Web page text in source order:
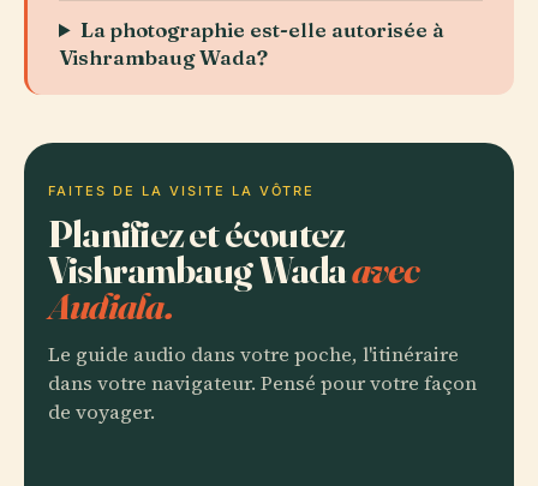
La photographie est-elle autorisée à
Vishrambaug Wada?
FAITES DE LA VISITE LA VÔTRE
Planifiez et écoutez
Vishrambaug Wadaavec
Audiala.
Le guide audio dans votre poche, l'itinéraire
dans votre navigateur. Pensé pour votre façon
de voyager.